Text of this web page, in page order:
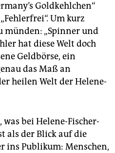
Goldkehlchen“
Um kurz
münden: „Spinner und
hat diese Welt doch
Geldbörse, ein
das Maß an
heilen Welt der Helene-
bei Helene-Fischer-
als der Blick auf die
ins Publikum: Menschen,